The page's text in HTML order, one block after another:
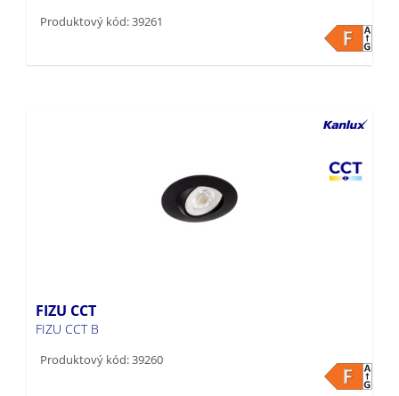
Produktový kód: 39261
FIZU CCT
FIZU CCT B
Produktový kód: 39260